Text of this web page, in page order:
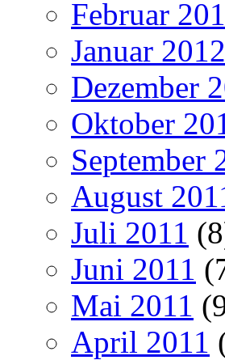
Februar
Januar 2012
Dezember
Oktober
September
August
Juli 2011
Juni 2011
Mai 2011
April 2011